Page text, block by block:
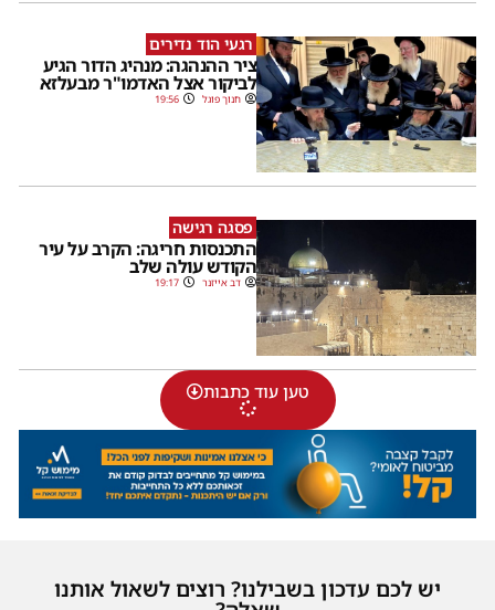
רגעי הוד נדירים
ציר ההנהגה: מנהיג הדור הגיע
לביקור אצל האדמו"ר מבעלזא
חנוך פוגל 19:56
פסגה רגישה
התכנסות חריגה: הקרב על עיר
הקודש עולה שלב
דב אייזנר 19:17
טען עוד כתבות
יש לכם עדכון בשבילנו? רוצים לשאול אותנו